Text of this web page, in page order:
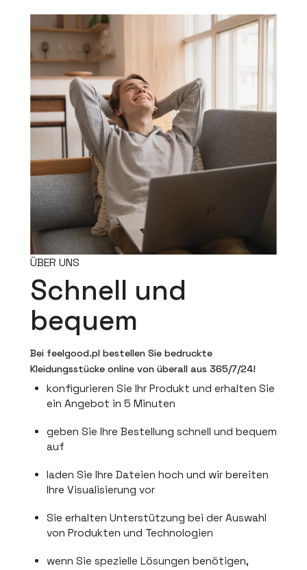
ÜBER UNS
Schnell und
bequem
Bei feelgood.pl bestellen Sie bedruckte
Kleidungsstücke online von überall aus 365/7/24!
konfigurieren Sie Ihr Produkt und erhalten Sie
ein Angebot in 5 Minuten
geben Sie Ihre Bestellung schnell und bequem
auf
laden Sie Ihre Dateien hoch und wir bereiten
Ihre Visualisierung vor
Sie erhalten Unterstützung bei der Auswahl
von Produkten und Technologien
wenn Sie spezielle Lösungen benötigen,